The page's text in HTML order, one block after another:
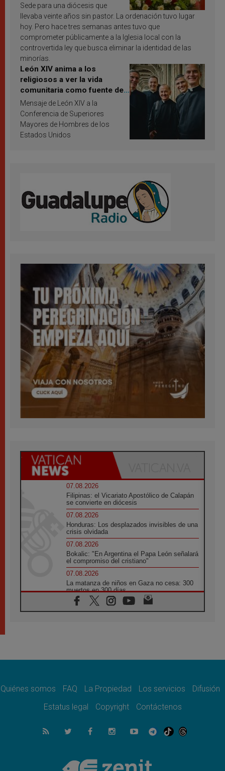
Sede para una diócesis que
llevaba veinte años sin pastor. La ordenación tuvo lugar
hoy. Pero hace tres semanas antes tuvo que
comprometer públicamente a la Iglesia local con la
controvertida ley que busca eliminar la identidad de las
minorías.
León XIV anima a los
religiosos a ver la vida
comunitaria como fuente de
inspiración y santificación
Mensaje de León XIV a la
Conferencia de Superiores
Mayores de Hombres de los
Estados Unidos
07.08.2026
Filipinas: el Vicariato Apostólico de Calapán
se convierte en diócesis
07.08.2026
Honduras: Los desplazados invisibles de una
crisis olvidada
07.08.2026
Bokalic: "En Argentina el Papa León señalará
el compromiso del cristiano"
07.08.2026
La matanza de niños en Gaza no cesa: 300
muertos en 300 días
07.08.2026
Tagle: La guerra desfigura el mundo, solo la
como misión al servicio del Evangelio
SIGNIS 2026, dar voz a las religiosas en el
espacio público
07.08.2026
Lanzan un proyecto de empoderamiento
Programa oficial del Viaje Apostólico del
Quiénes somos FAQ La Propiedad Los servicios
Difusión
Estatus legal
Copyright Contáctenos